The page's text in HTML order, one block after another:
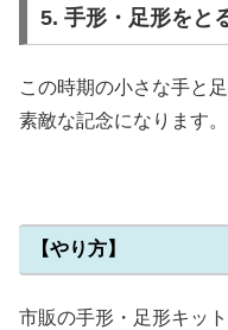
5. 手形・足形をと
この時期の小さな手と
素敵な記念になります。
【やり方】
市販の手形・足形キッ